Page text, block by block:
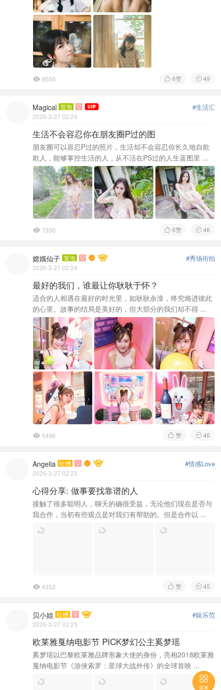
 8550  49
 6赞
#生活汇
Magical 冒泡 
2026-3-27 02:24
生活不会容忍你在朋友圈P过的图
朋友圈可以容忍P过的照片，生活却不会容忍你长久地自欺
欺人，能够掌控生活的人，从不活在PS过的人生蓝图里 ...
 7330  46
 6赞
#秀场街拍
嫦娥仙子 冒泡 
2026-3-27 02:24
最好的我们，谁最让你耿耿于怀？
适合的人相遇在最好的时光里，如耿耿余淮，终究烙进彼此
的心里。故事的结局是美好的，但大部分的我们却不得 ...
 5496  46
 赞
#情感Love
Angelia 吐槽 
2026-3-27 02:23
心得分享: 做事要找靠谱的人
接触了很多聪明人，聊天的确很受益，无论他们现在是否与
我合作，当初有些观点是对我们有帮助的。但是合作以 ...
 4352  45
 赞
#娱乐范
贝小姐 吐槽 
2026-3-27 02:23
欧莱雅戛纳电影节 PICK梦幻公主奚梦瑶
奚梦瑶以巴黎欧莱雅品牌形象大使的身份，亮相2018欧莱雅
戛纳电影节《游侠索罗：星球大战外传》的全球首映 ...

菜单